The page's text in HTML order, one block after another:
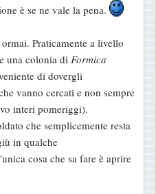
è se ne vale la pena.
Praticamente a livello
una colonia di Formica
di dovergli
vanno cercati e non sempre
interi pomeriggi).
che semplicemente resta
in qualche
cosa che sa fare è aprire